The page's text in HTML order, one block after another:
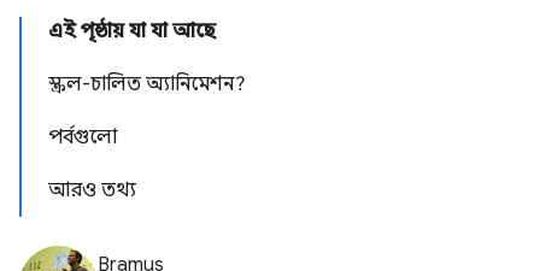
এই পৃষ্ঠায় যা যা আছে
স্ক্রল-চালিত অ্যানিমেশন?
পর্বগুলো
আরও তথ্য
Bramus